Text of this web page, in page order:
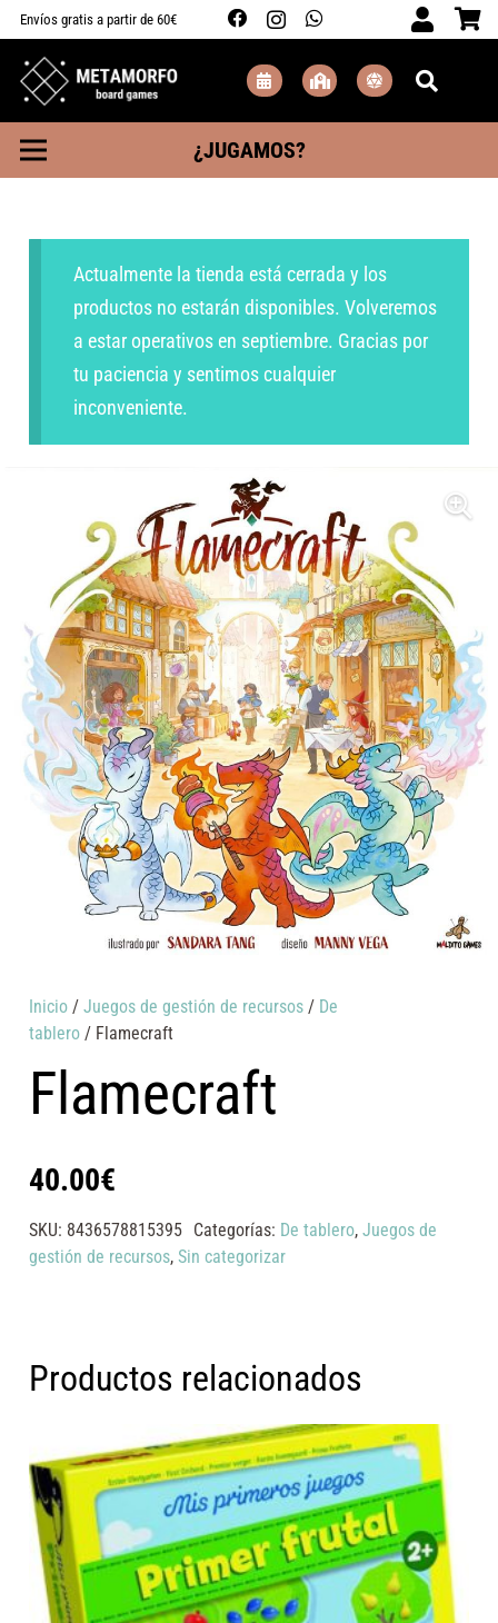
Envíos gratis a partir de 60€
¿JUGAMOS?
Actualmente la tienda está cerrada y los
productos no estarán disponibles. Volveremos
a estar operativos en septiembre. Gracias por
tu paciencia y sentimos cualquier
inconveniente.
Inicio /Juegos de gestión de recursos / De
tablero / Flamecraft
Flamecraft
40.00€
SKU: 8436578815395 Categorías: De tablero, Juegos de
gestión de recursos,Sin categorizar
Productos relacionados